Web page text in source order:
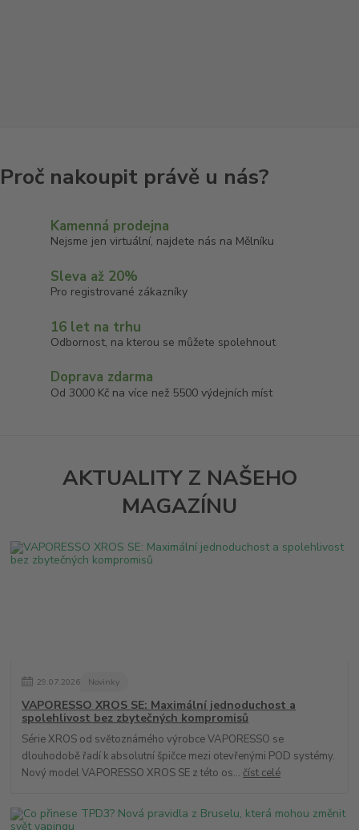
Kamenná prodejna
Nejsme jen virtuální, najdete nás na Mělníku
Sleva až 20%
Pro registrované zákazníky
16 let na trhu
Odbornost, na kterou se můžete spolehnout
Doprava zdarma
Od 3000 Kč na více než 5500 výdejních míst
AKTUALITY Z NAŠEHO
MAGAZÍNU
29.07.2026 Novinky
VAPORESSO XROS SE: Maximální jednoduchost a
spolehlivost bez zbytečných kompromisů
Série XROS od světoznámého výrobce VAPORESSO se
dlouhodobě řadí k absolutní špičce mezi otevřenými POD systémy.
Nový model VAPORESSO XROS SE z této os... číst celé